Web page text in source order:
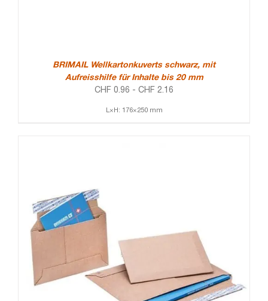
BRIMAIL Wellkartonkuverts schwarz, mit
Aufreisshilfe für Inhalte bis 20 mm
CHF 0.96 - CHF 2.16
L×H: 176×250 mm